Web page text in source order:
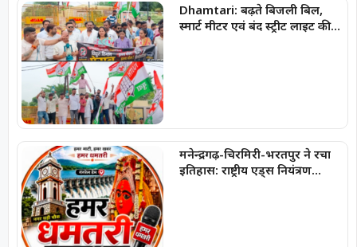
Dhamtari: बढ़ते बिजली बिल,
स्मार्ट मीटर एवं बंद स्ट्रीट लाइट की
मनेन्द्रगढ़-चिरमिरी-भरतपुर ने रचा
इतिहास: राष्ट्रीय एड्स नियंत्रण